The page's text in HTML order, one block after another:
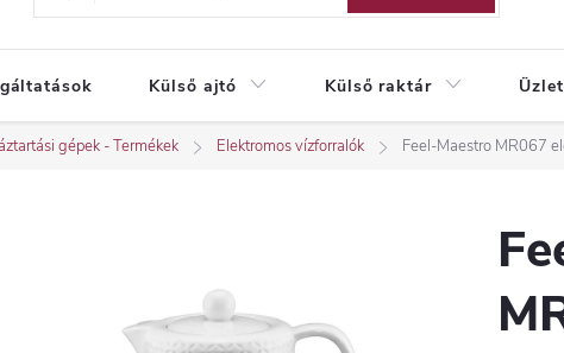
Külső ajtó Külső raktár
gépek - Termékek Elektromos vízforralók Feel-Maestro MR067